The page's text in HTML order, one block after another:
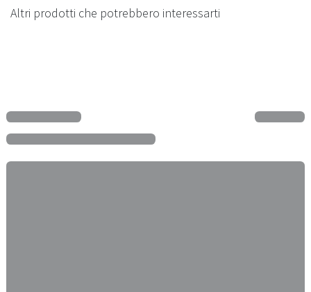
Altri prodotti che potrebbero interessarti